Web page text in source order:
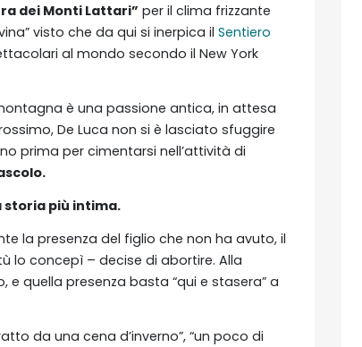
dei Monti Lattari” per il clima frizzante
visto che da qui si inerpica il Sentiero
al mondo secondo il New York
è una passione antica, in attesa
De Luca non si è lasciato sfuggire
prima per cimentarsi nell’attività di
storia più intima.
la presenza del figlio che non ha avuto, il
lo concepì – decise di abortire. Alla
quella presenza basta “qui e stasera” a
da una cena d’inverno”, “un poco di